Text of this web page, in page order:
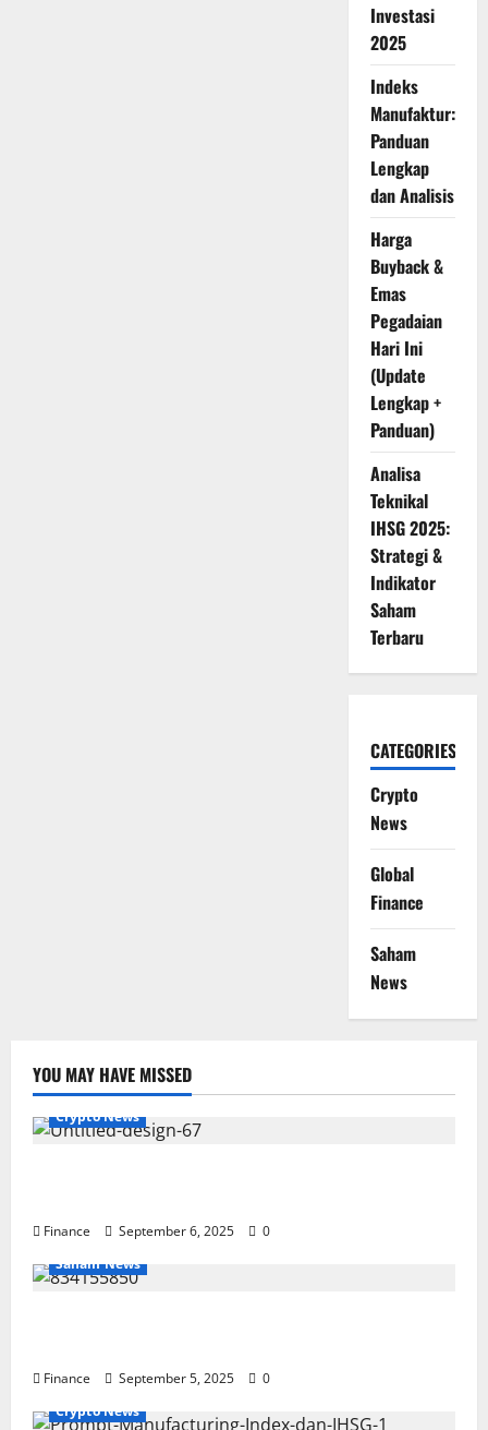
Investasi
2025
Indeks
Manufaktur:
Panduan
Lengkap
dan Analisis
Harga
Buyback &
Emas
Pegadaian
Hari Ini
(Update
Lengkap +
Panduan)
Analisa
Teknikal
IHSG 2025:
Strategi &
Indikator
Saham
Terbaru
CATEGORIES
Crypto
News
Global
Finance
Saham
News
YOU MAY HAVE MISSED
Crypto News
Finance September 6, 2025
0
Saham News
Finance September 5, 2025
0
Crypto News